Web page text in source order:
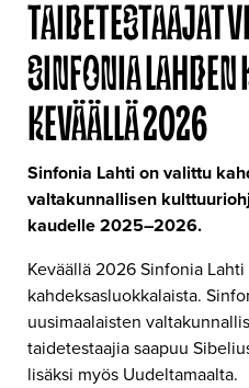
TAIDETESTAAJAT
SINFONIA LAHDEN
KEVÄÄLLÄ 2026
Sinfonia Lahti on valittu
valtakunnallisen
kaudelle 2025–2026.
Keväällä 2026 Sinfonia
kahdeksasluokkalaista.
uusimaalaisten
taidetestaajia saapuu
lisäksi myös Uudeltamaalta.